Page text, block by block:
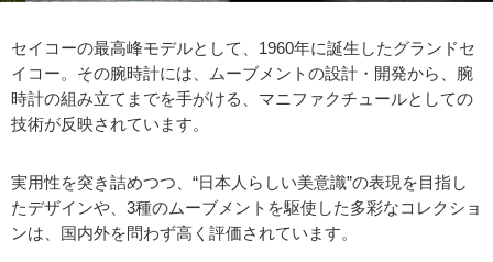
セイコーの最高峰モデルとして、1960年に誕生したグランドセ
イコー。その腕時計には、ムーブメントの設計・開発から、腕
時計の組み立てまでを手がける、マニファクチュールとしての
技術が反映されています。
実用性を突き詰めつつ、“日本人らしい美意識”の表現を目指し
たデザインや、3種のムーブメントを駆使した多彩なコレクショ
ンは、国内外を問わず高く評価されています。